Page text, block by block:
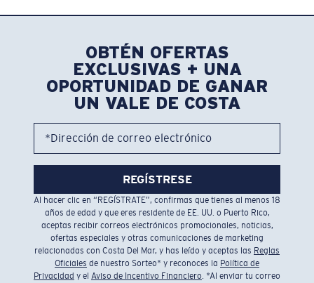
OBTÉN OFERTAS
EXCLUSIVAS + UNA
OPORTUNIDAD DE GANAR
UN VALE DE COSTA
*Dirección de correo electrónico
REGÍSTRESE
Al hacer clic en “REGÍSTRATE”, confirmas que tienes al menos 18
años de edad y que eres residente de EE. UU. o Puerto Rico,
aceptas recibir correos electrónicos promocionales, noticias,
ofertas especiales y otras comunicaciones de marketing
relacionadas con Costa Del Mar, y has leído y aceptas las Reglas
Oficiales de nuestro Sorteo* y reconoces la Política de
Privacidad y el Aviso de Incentivo Financiero. *Al enviar tu correo